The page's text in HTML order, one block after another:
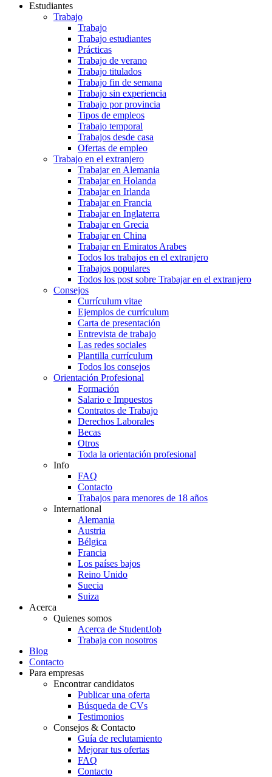
Estudiantes
Trabajo
Trabajo
Trabajo estudiantes
Prácticas
Trabajo de verano
Trabajo titulados
Trabajo fin de semana
Trabajo sin experiencia
Trabajo por provincia
Tipos de empleos
Trabajo temporal
Trabajos desde casa
Ofertas de empleo
Trabajo en el extranjero
Trabajar en Alemania
Trabajar en Holanda
Trabajar en Irlanda
Trabajar en Francia
Trabajar en Inglaterra
Trabajar en Grecia
Trabajar en China
Trabajar en Emiratos Arabes
Todos los trabajos en el extranjero
Trabajos populares
Todos los post sobre Trabajar en el extranjero
Consejos
Currículum vitae
Ejemplos de currículum
Carta de presentación
Entrevista de trabajo
Las redes sociales
Plantilla currículum
Todos los consejos
Orientación Profesional
Formación
Salario e Impuestos
Contratos de Trabajo
Derechos Laborales
Becas
Otros
Toda la orientación profesional
Info
FAQ
Contacto
Trabajos para menores de 18 años
International
Alemania
Austria
Bélgica
Francia
Los países bajos
Reino Unido
Suecia
Suiza
Acerca
Quienes somos
Acerca de StudentJob
Trabaja con nosotros
Blog
Contacto
Para empresas
Encontrar candidatos
Publicar una oferta
Búsqueda de CVs
Testimonios
Consejos & Contacto
Guía de reclutamiento
Mejorar tus ofertas
FAQ
Contacto